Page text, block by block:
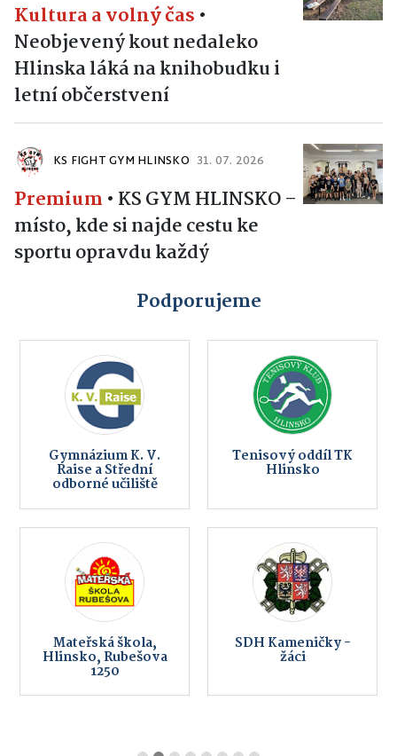
Kultura a volný čas •
Neobjevený kout nedaleko
Hlinska láká na knihobudku i
letní občerstvení
KS FIGHT GYM HLINSKO 31. 07. 2026
Premium • KS GYM HLINSKO –
místo, kde si najde cestu ke
sportu opravdu každý
Podporujeme
Gymnázium K. V.
Raise a Střední
odborné učiliště
Tenisový oddíl TK
Hlinsko
Mateřská škola,
Hlinsko, Rubešova
1250
SDH Kameničky -
žáci